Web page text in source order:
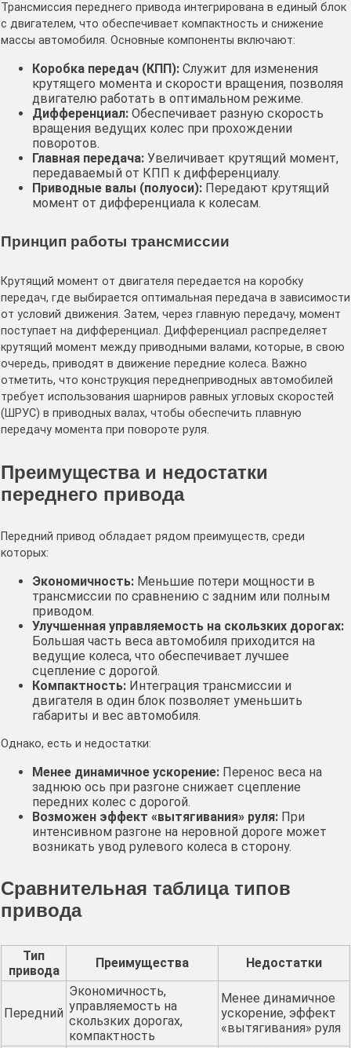
Трансмиссия переднего привода интегрирована в единый блок
с двигателем, что обеспечивает компактность и снижение
массы автомобиля. Основные компоненты включают:
Коробка передач (КПП): Служит для изменения
крутящего момента и скорости вращения, позволяя
двигателю работать в оптимальном режиме.
Дифференциал: Обеспечивает разную скорость
вращения ведущих колес при прохождении
поворотов.
Главная передача: Увеличивает крутящий момент,
передаваемый от КПП к дифференциалу.
Приводные валы (полуоси): Передают крутящий
момент от дифференциала к колесам.
Принцип работы трансмиссии
Крутящий момент от двигателя передается на коробку
передач, где выбирается оптимальная передача в зависимости
от условий движения. Затем, через главную передачу, момент
поступает на дифференциал. Дифференциал распределяет
крутящий момент между приводными валами, которые, в свою
очередь, приводят в движение передние колеса. Важно
отметить, что конструкция переднеприводных автомобилей
требует использования шарниров равных угловых скоростей
(ШРУС) в приводных валах, чтобы обеспечить плавную
передачу момента при повороте руля.
Преимущества и недостатки
переднего привода
Передний привод обладает рядом преимуществ, среди
которых:
Экономичность: Меньшие потери мощности в
трансмиссии по сравнению с задним или полным
приводом.
Улучшенная управляемость на скользких дорогах:
Большая часть веса автомобиля приходится на
ведущие колеса, что обеспечивает лучшее
сцепление с дорогой.
Компактность: Интеграция трансмиссии и
двигателя в один блок позволяет уменьшить
габариты и вес автомобиля.
Однако, есть и недостатки:
Менее динамичное ускорение: Перенос веса на
заднюю ось при разгоне снижает сцепление
передних колес с дорогой.
Возможен эффект «вытягивания» руля: При
интенсивном разгоне на неровной дороге может
возникать увод рулевого колеса в сторону.
Сравнительная таблица типов
привода
Тип
привода
Преимущества Недостатки
Передний
Экономичность,
управляемость на
скользких дорогах,
компактность
Менее динамичное
ускорение, эффект
«вытягивания» руля